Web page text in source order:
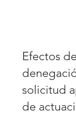
Efectos
solicitud
de